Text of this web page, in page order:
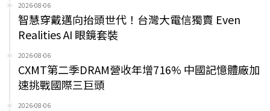
2026-08-06
智慧穿戴邁向抬頭世代！台灣大電信獨賣 Even
Realities AI 眼鏡套裝
2026-08-06
CXMT第二季DRAM營收年增716% 中國記憶體廠加
速挑戰國際三巨頭
2026-08-06